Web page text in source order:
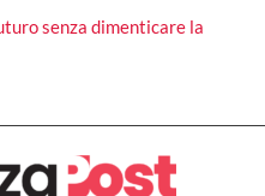
senza dimenticare la